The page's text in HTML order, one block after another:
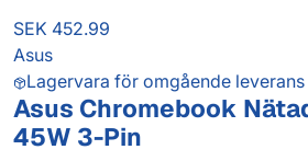
SEK 452.99
Asus
Lagervara för omgående leverans
Asus Chromebook
45W 3-Pin